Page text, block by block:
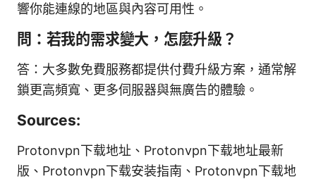
響你能連線的地區與內容可用性。
問：若我的需求變大，怎麼升級？
答：大多數免費服務都提供付費升級方案，通常解
鎖更高頻寬、更多伺服器與無廣告的體驗。
Sources:
Protonvpn下载地址、Protonvpn下载地址最新
版、Protonvpn下载安装指南、Protonvpn下载地